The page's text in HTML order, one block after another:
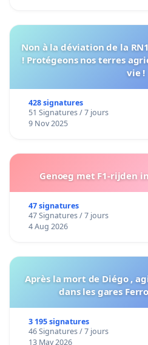
Non à la déviation de la
! Protégeons nos terres
vie !
428 signatures
51 Signatures / 7 jours
9 Nov 2025
Genoeg met F1-rijden
47 signatures
47 Signatures / 7 jours
4 Aug 2026
Après la mort de Diégo ,
dans les gares
3 195 signatures
46 Signatures / 7 jours
13 May 2026